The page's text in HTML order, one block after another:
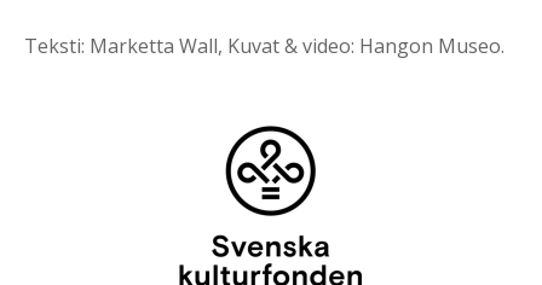
Teksti: Marketta Wall, Kuvat & video: Hangon Museo.